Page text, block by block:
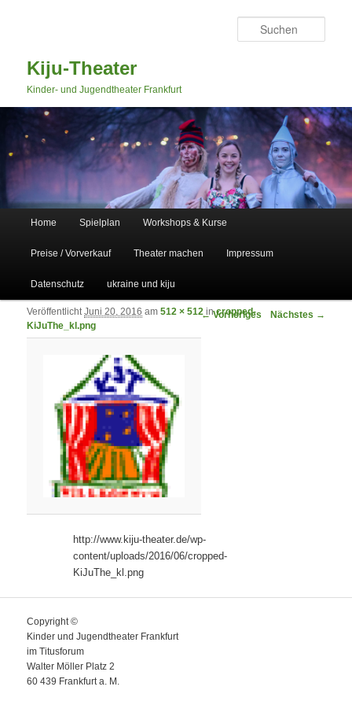
Kiju-Theater
Kinder- und Jugendtheater Frankfurt
Zum primären Inhalt springen
Zum sekundären Inhalt springen
Home Spielplan Workshops & Kurse
Preise / Vorverkauf Theater machen Impressum
Datenschutz ukraine und kiju
Bilder-Navigation
← Vorheriges Nächstes →
VeröffentlichtJuni 20, 2016 am512 × 512 incropped-
KiJuThe_kl.png
http://www.kiju-theater.de/wp-
content/uploads/2016/06/cropped-
KiJuThe_kl.png
Copyright ©
Kinder und Jugendtheater Frankfurt
im Titusforum
Walter Möller Platz 2
60 439 Frankfurt a. M.